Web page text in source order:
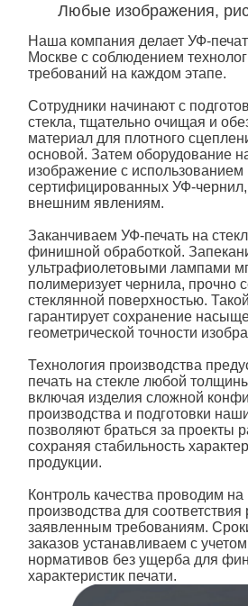
Любые изображения,
Наша компания делает УФ-
Москвес соблюдением
требований на каждом этапе.
Сотрудники начинают с
стекла, тщательно очищая и
материал для плотного
основой. Затем оборудование
изображение с использованием
сертифицированных УФ-
внешним явлениям.
Заканчиваем УФ-печать на
финишной обработкой.
ультрафиолетовыми лампами
полимеризует чернила, прочно
стеклянной поверхностью.
гарантирует сохранение
геометрической точности
Технология производства
печать на стеклелюбой
включая изделия сложной
производства и подготовки
позволяют браться за проекты
сохраняя стабильность
продукции.
Контроль качества проводим
производства для соответствия
заявленным требованиям.
заказов устанавливаем с
нормативов без ущерба для
характеристик печати.